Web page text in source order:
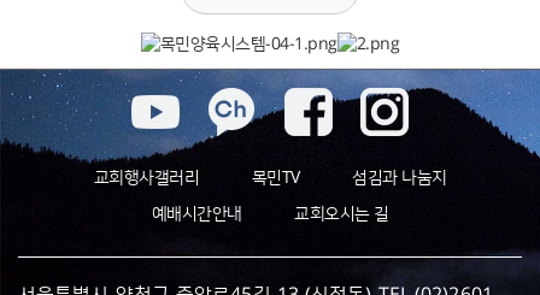
교회행사갤러리 목민TV
섬김과 나눔지
예배시간안내
교회오시는 길